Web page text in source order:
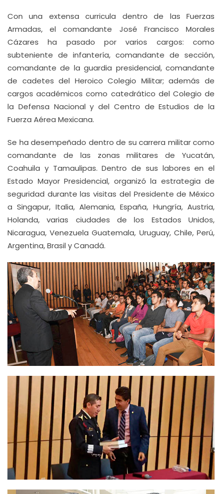
Con una extensa curricula dentro de las Fuerzas
Armadas, el comandante José Francisco Morales
Cázares ha pasado por varios cargos: como
subteniente de infantería, comandante de sección,
comandante de la guardia presidencial, comandante
de cadetes del Heroico Colegio Militar; además de
cargos académicos como catedrático del Colegio de
la Defensa Nacional y del Centro de Estudios de la
Fuerza Aérea Mexicana.
Se ha desempeñado dentro de su carrera militar como
comandante de las zonas militares de Yucatán,
Coahuila y Tamaulipas. Dentro de sus labores en el
Estado Mayor Presidencial, organizó la estrategia de
seguridad durante las visitas del Presidente de México
a Singapur, Italia, Alemania, España, Hungría, Austria,
Holanda, varias ciudades de los Estados Unidos,
Nicaragua, Venezuela Guatemala, Uruguay, Chile, Perú,
Argentina, Brasil y Canadá.